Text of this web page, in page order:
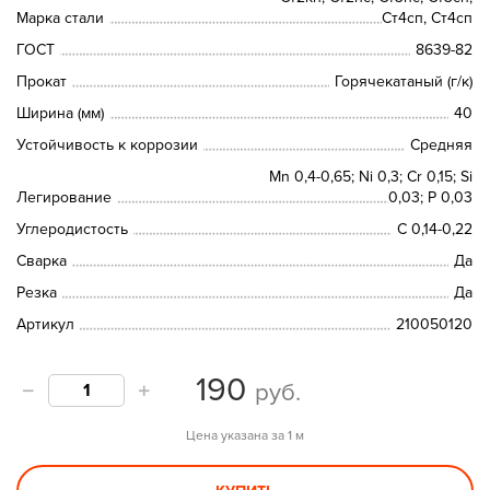
Марка стали
Ст4сп, Ст4сп
ГОСТ
8639-82
Прокат
Горячекатаный (г/к)
Ширина (мм)
40
Устойчивость к коррозии
Средняя
Легирование
Mn 0,4-0,65; Ni 0,3; Cr 0,15; Si
0,03; P 0,03
Углеродистость
С 0,14-0,22
Сварка
Да
Резка
Да
Артикул
210050120
190 руб.
Цена указана за 1 м